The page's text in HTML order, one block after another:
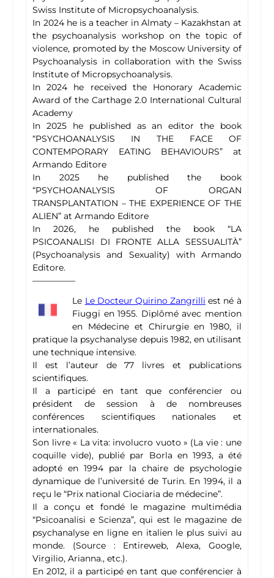
Swiss Institute of Micropsychoanalysis.
In 2024 he is a teacher in Almaty – Kazakhstan at
the psychoanalysis workshop on the topic of
violence, promoted by the Moscow University of
Psychoanalysis in collaboration with the Swiss
Institute of Micropsychoanalysis.
In 2024 he received the Honorary Academic
Award of the Carthage 2.0 International Cultural
Academy
In 2025 he published as an editor the book
“PSYCHOANALYSIS IN THE FACE OF
CONTEMPORARY EATING BEHAVIOURS” at
Armando Editore
In 2025 he published the book
“PSYCHOANALYSIS OF ORGAN
TRANSPLANTATION – THE EXPERIENCE OF THE
ALIEN” at Armando Editore
In 2026, he published the book “LA
PSICOANALISI DI FRONTE ALLA SESSUALITÀ”
(Psychoanalysis and Sexuality) with Armando
Editore.
—————
Le Le Docteur Quirino Zangrilli est né à
Fiuggi en 1955. Diplômé avec mention
en Médecine et Chirurgie en 1980, il
pratique la psychanalyse depuis 1982, en utilisant
une technique intensive.
Il est l’auteur de 77 livres et publications
scientifiques.
Il a participé en tant que conférencier ou
président de session à de nombreuses
conférences scientifiques nationales et
internationales.
Son livre « La vita: involucro vuoto » (La vie : une
coquille vide), publié par Borla en 1993, a été
adopté en 1994 par la chaire de psychologie
dynamique de l’université de Turin. En 1994, il a
reçu le “Prix national Ciociaria de médecine”.
Il a conçu et fondé le magazine multimédia
“Psicoanalisi e Scienza”, qui est le magazine de
psychanalyse en ligne en italien le plus suivi au
monde. (Source : Entireweb, Alexa, Google,
Virgilio, Arianna., etc.).
En 2012, il a participé en tant que conférencier à